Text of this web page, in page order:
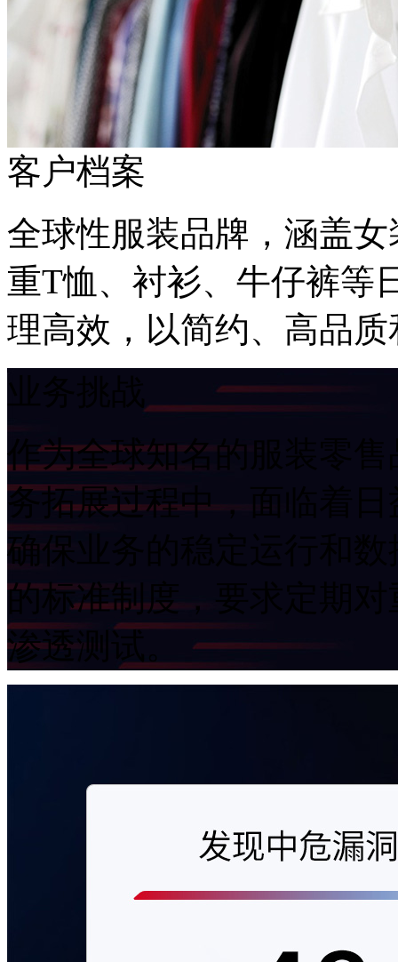
客户档案
全球性服装品牌，涵盖女装
重T恤、衬衫、牛仔
理高效，以简约
作为全球知名的服装零售品牌
务拓展过程中，
确保业务的稳定运行和数据安
的标准制度，要
渗透测试。